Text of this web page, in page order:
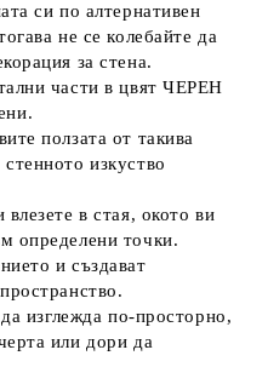
си по алтернативен
не се колебайте да
за стена.
части в цвят ЧЕРЕН
ползата от такива
изкуство
в стая, окото ви
определени точки.
и създават
изглежда по-просторно,
или дори да